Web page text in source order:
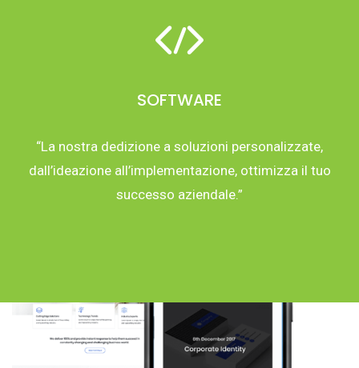
SOFTWARE
“La nostra dedizione a soluzioni personalizzate,
dall’ideazione all’implementazione, ottimizza il tuo
successo aziendale.”